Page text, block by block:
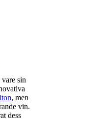
sin
, men
vin.
dess